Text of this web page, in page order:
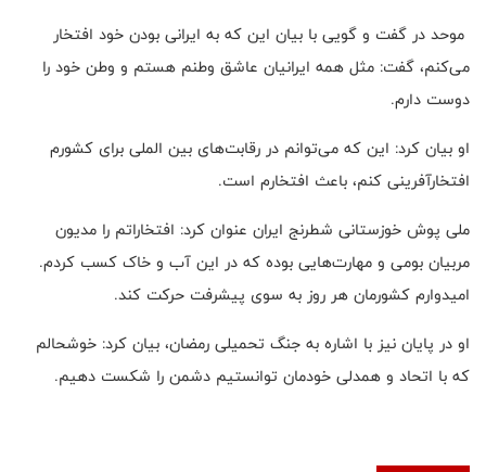
موحد در گفت و گویی با بیان این که به ایرانی بودن خود افتخار
می‌کنم، گفت: مثل همه ایرانیان عاشق وطنم هستم و وطن خود را
دوست دارم.
او بیان کرد: این که می‌توانم در رقابت‌های بین الملی برای کشورم
افتخارآفرینی کنم، باعث افتخارم است.
ملی پوش خوزستانی شطرنج ایران عنوان کرد: افتخاراتم را مدیون
مربیان بومی و مهارت‌هایی بوده که در این آب و خاک کسب کردم.
امیدوارم کشورمان هر روز به سوی پیشرفت حرکت کند.
او در پایان نیز با اشاره به جنگ تحمیلی رمضان، بیان کرد: خوشحالم
که با اتحاد و همدلی خودمان توانستیم دشمن را شکست دهیم.